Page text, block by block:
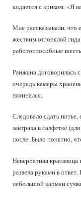
кидается с криком: «Я
Мне рассказывали, что
жестким отгонялой
работоспособные
Ранжана договорилась
очередь камеры
начинался.
Следовало сдать
завтрака в салфетке
после. Было понятно,
Невероятная
развела руками в
небольшой карман